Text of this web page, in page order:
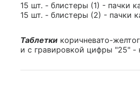
15 шт. - блистеры (1) - пачки
15 шт. - блистеры (2) - пачки
Таблетки коричневато-
и с гравировкой цифры "25" -